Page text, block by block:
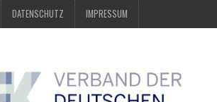
DATENSCHUTZ IMPRESSUM